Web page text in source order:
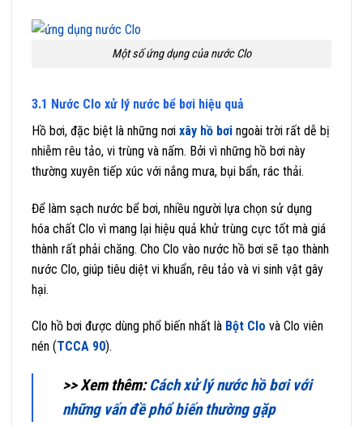
Một số ứng dụng của nước Clo
3.1 Nước Clo xử lý nước bể bơi hiệu quả
Hồ bơi, đặc biệt là những nơi xây hồ bơi ngoài trời rất dễ bị
nhiễm rêu tảo, vi trùng và nấm. Bởi vì những hồ bơi này
thường xuyên tiếp xúc với nắng mưa, bụi bẩn, rác thải.
Để làm sạch nước bể bơi, nhiều người lựa chọn sử dụng
hóa chất Clo vì mang lại hiệu quả khử trùng cực tốt mà giá
thành rất phải chăng. Cho Clo vào nước hồ bơi sẽ tạo thành
nước Clo, giúp tiêu diệt vi khuẩn, rêu tảo và vi sinh vật gây
hại.
Clo hồ bơi được dùng phổ biến nhất là Bột Clo và Clo viên
nén (TCCA 90).
>> Xem thêm:Cách xử lý nước hồ bơi với
những vấn đề phổ biến thường gặp